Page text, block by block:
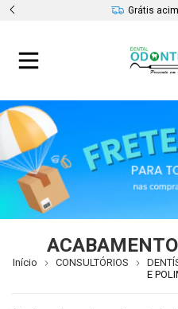
Grátis
Início CONSULTÓRIOS
E